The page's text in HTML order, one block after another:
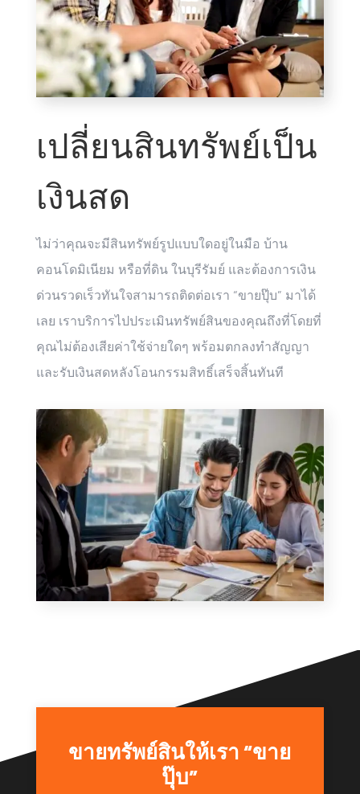
เปลี่ยนสินทรัพย์เป็น
เงินสด
ไม่ว่าคุณจะมีสินทรัพย์รูปแบบใดอยู่ในมือ บ้าน
คอนโดมิเนียม หรือที่ดิน ในบุรีรัมย์ และต้องการเงิน
ด่วนรวดเร็วทันใจสามารถติดต่อเรา “ขายปุ๊บ” มาได้
เลย เราบริการไปประเมินทรัพย์สินของคุณถึงที่โดยที่
คุณไม่ต้องเสียค่าใช้จ่ายใดๆ พร้อมตกลงทำสัญญา
และรับเงินสดหลังโอนกรรมสิทธิ์เสร็จสิ้นทันที
ขายทรัพย์สินให้เรา “ขาย
ปุ๊บ”